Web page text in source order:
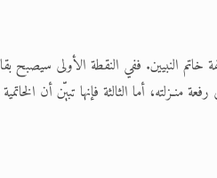
النبيين. ففي النقطة الأولى سيصبح
منـزلته، أما الثالثة فإنها تبيّن أن